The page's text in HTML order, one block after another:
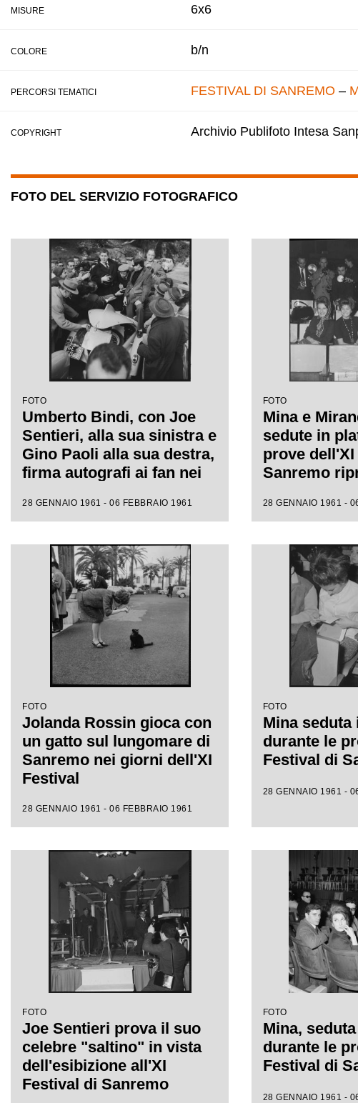
MISURE 6x6
COLORE b/n
PERCORSI TEMATICI FESTIVAL DI SANREMO –
COPYRIGHT Archivio Publifoto Intesa
FOTO DEL SERVIZIO FOTOGRAFICO
FOTO
Umberto Bindi, con Joe
Sentieri, alla sua sinistra e
Gino Paoli alla sua destra,
firma autografi ai fan nei
Sanremo
28 GENNAIO 1961 - 06 FEBBRAIO 1961
FOTO
Mina e
sedute in
prove
Sanremo
28 GENNAIO 1961 -
FOTO
Jolanda Rossin gioca con
un gatto sul lungomare di
Sanremo nei giorni dell'XI
Festival
28 GENNAIO 1961 - 06 FEBBRAIO 1961
FOTO
Mina seduta
durante le
Festival di
28 GENNAIO 1961 -
FOTO
Joe Sentieri prova il suo
celebre "saltino" in vista
dell'esibizione all'XI
Festival di Sanremo
FOTO
Mina,
durante le
Festival di
28 GENNAIO 1961 -